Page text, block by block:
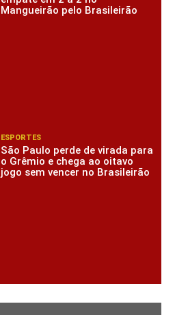
Mangueirão pelo Brasileirão
ESPORTES
São Paulo perde de virada para
o Grêmio e chega ao oitavo
jogo sem vencer no Brasileirão